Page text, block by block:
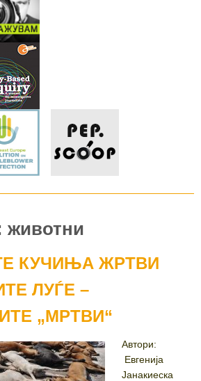
животни
КУЧИЊА ЖРТВИ
ЛУЃЕ –
„МРТВИ“
Автори:
Евгенија
Јанакиеска